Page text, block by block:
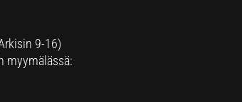
9-16)
myymälässä: